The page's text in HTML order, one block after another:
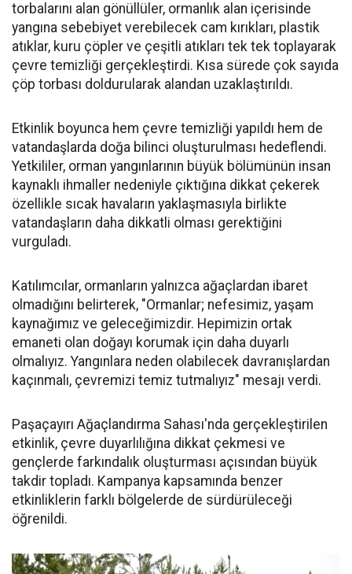
torbalarını alan gönüllüler, ormanlık alan içerisinde
yangına sebebiyet verebilecek cam kırıkları, plastik
atıklar, kuru çöpler ve çeşitli atıkları tek tek toplayarak
çevre temizliği gerçekleştirdi. Kısa sürede çok sayıda
çöp torbası doldurularak alandan uzaklaştırıldı.
Etkinlik boyunca hem çevre temizliği yapıldı hem de
vatandaşlarda doğa bilinci oluşturulması hedeflendi.
Yetkililer, orman yangınlarının büyük bölümünün insan
kaynaklı ihmaller nedeniyle çıktığına dikkat çekerek
özellikle sıcak havaların yaklaşmasıyla birlikte
vatandaşların daha dikkatli olması gerektiğini
vurguladı.
Katılımcılar, ormanların yalnızca ağaçlardan ibaret
olmadığını belirterek, "Ormanlar; nefesimiz, yaşam
kaynağımız ve geleceğimizdir. Hepimizin ortak
emaneti olan doğayı korumak için daha duyarlı
olmalıyız. Yangınlara neden olabilecek davranışlardan
kaçınmalı, çevremizi temiz tutmalıyız" mesajı verdi.
Paşaçayırı Ağaçlandırma Sahası'nda gerçekleştirilen
etkinlik, çevre duyarlılığına dikkat çekmesi ve
gençlerde farkındalık oluşturması açısından büyük
takdir topladı. Kampanya kapsamında benzer
etkinliklerin farklı bölgelerde de sürdürüleceği
öğrenildi.